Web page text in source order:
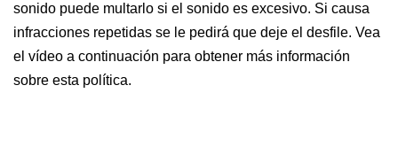
sonido puede multarlo si el sonido es excesivo. Si causa
infracciones repetidas se le pedirá que deje el desfile. Vea
el vídeo a continuación para obtener más información
sobre esta política.